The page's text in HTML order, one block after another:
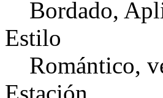
Bordado,
Estilo
Romántico,
Estación